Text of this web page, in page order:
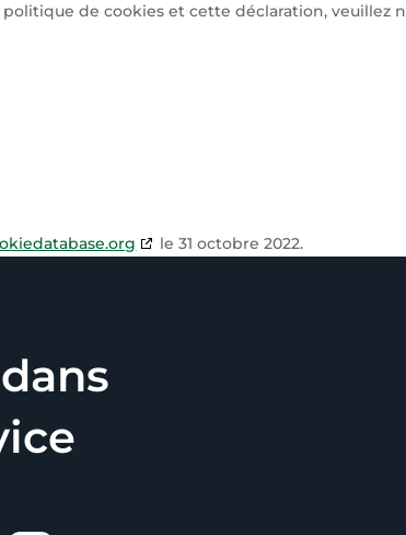
de cookies et cette déclaration, veuillez
le 31 octobre 2022.